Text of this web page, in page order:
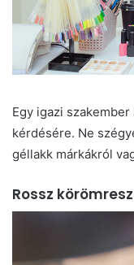
Egy igazi
kérdésére. Ne
géllakk márkákról
Rossz